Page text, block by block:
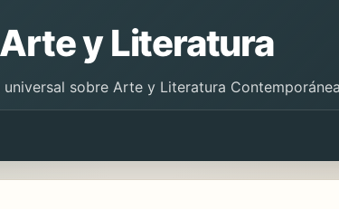
Arte y Literatura
universal sobre Arte y Literatura